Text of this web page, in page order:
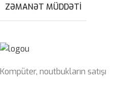
ZƏMANƏT MÜDDƏTI
Kompüter, noutbukların satışı